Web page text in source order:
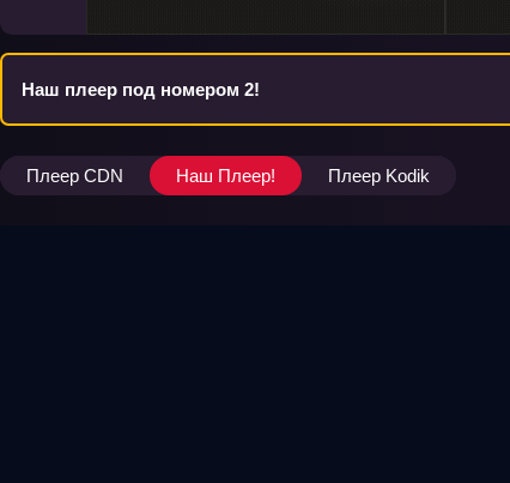
Наш плеер под номером 2!
Плеер CDN Наш Плеер! Плеер Kodik